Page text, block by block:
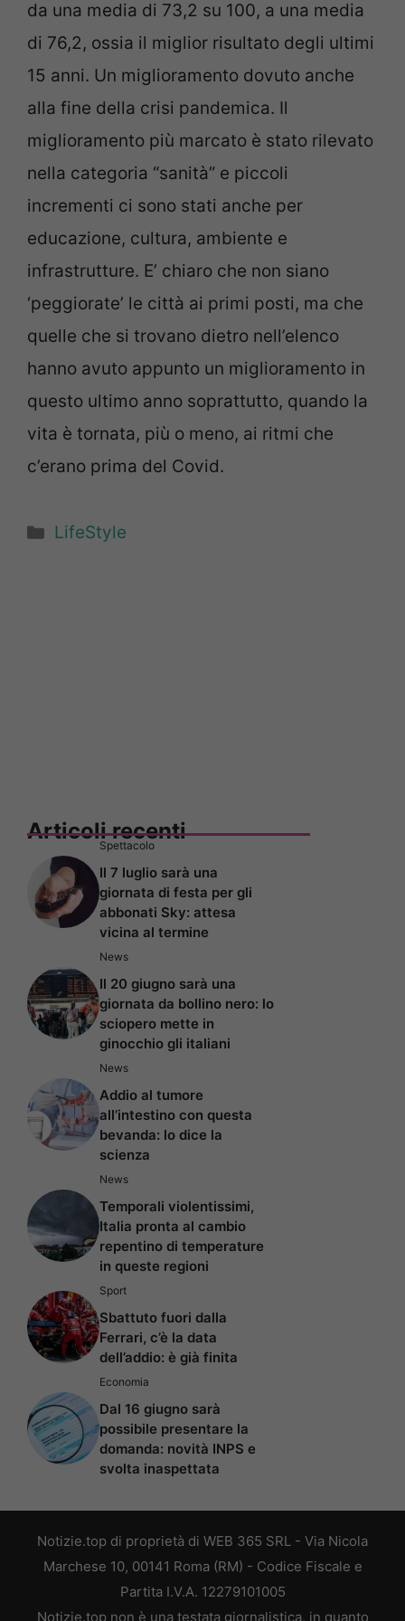
da una media di 73,2 su 100, a una media
di 76,2, ossia il miglior risultato degli ultimi
15 anni. Un miglioramento dovuto anche
alla fine della crisi pandemica. Il
miglioramento più marcato è stato rilevato
nella categoria “sanità” e piccoli
incrementi ci sono stati anche per
educazione, cultura, ambiente e
infrastrutture. E’ chiaro che non siano
‘peggiorate’ le città ai primi posti, ma che
quelle che si trovano dietro nell’elenco
hanno avuto appunto un miglioramento in
questo ultimo anno soprattutto, quando la
vita è tornata, più o meno, ai ritmi che
c’erano prima del Covid.
Categorie
LifeStyle
Articoli recenti
Spettacolo
Il 7 luglio sarà una
giornata di festa per gli
abbonati Sky: attesa
vicina al termine
News
Il 20 giugno sarà una
giornata da bollino nero: lo
sciopero mette in
ginocchio gli italiani
News
Addio al tumore
all’intestino con questa
bevanda: lo dice la
scienza
News
Temporali violentissimi,
Italia pronta al cambio
repentino di temperature
in queste regioni
Sport
Sbattuto fuori dalla
Ferrari, c’è la data
dell’addio: è già finita
Economia
Dal 16 giugno sarà
possibile presentare la
domanda: novità INPS e
svolta inaspettata
Notizie.top di proprietà di WEB 365 SRL - Via Nicola
Marchese 10, 00141 Roma (RM) - Codice Fiscale e
Partita I.V.A. 12279101005
Notizie.top non è una testata giornalistica, in quanto